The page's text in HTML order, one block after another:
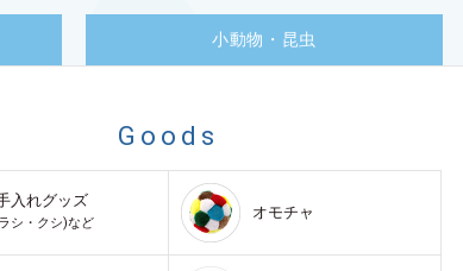
小動物・昆虫
Goods
入れグッズ
シ・クシ)など
オモチャ